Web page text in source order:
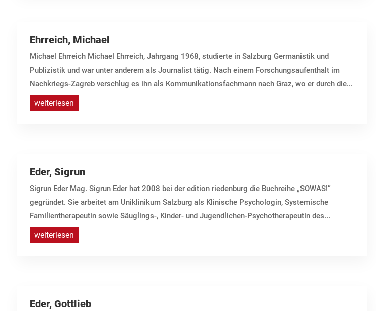
Ehrreich, Michael
Michael Ehrreich Michael Ehrreich, Jahrgang 1968, studierte in Salzburg Germanistik und
Publizistik und war unter anderem als Journalist tätig. Nach einem Forschungsaufenthalt im
Nachkriegs-Zagreb verschlug es ihn als Kommunikationsfachmann nach Graz, wo er durch die...
weiterlesen
Eder, Sigrun
Sigrun Eder Mag. Sigrun Eder hat 2008 bei der edition riedenburg die Buchreihe „SOWAS!“
gegründet. Sie arbeitet am Uniklinikum Salzburg als Klinische Psychologin, Systemische
Familientherapeutin sowie Säuglings-, Kinder- und Jugendlichen-Psychotherapeutin des...
weiterlesen
Eder, Gottlieb